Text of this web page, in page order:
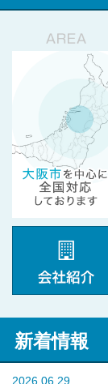
新着情報
2026.06.29